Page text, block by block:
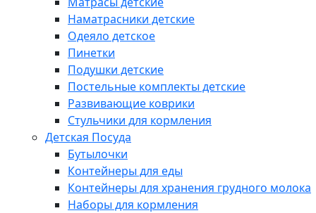
Наматрасники детские
Одеяло детское
Пинетки
Подушки детские
Постельные комплекты детские
Развивающие коврики
Стульчики для кормления
Детская Посуда
Бутылочки
Контейнеры для еды
Контейнеры для хранения грудного молока
Наборы для кормления